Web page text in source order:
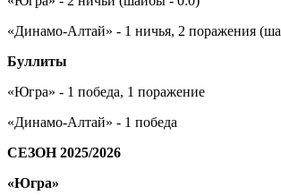
«Динамо-Алтай» - 1 ничья, 2 поражения
Буллиты
«Югра» - 1 победа, 1 поражение
«Динамо-Алтай» - 1 победа
СЕЗОН 2025/2026
«Югра»